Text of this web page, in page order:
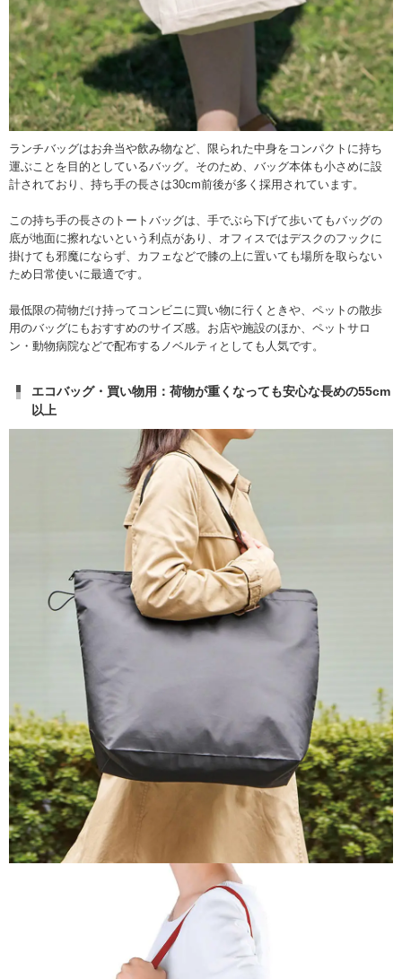
ランチバッグはお弁当や飲み物など、限られた中身をコンパクトに持ち
運ぶことを目的としているバッグ。そのため、バッグ本体も小さめに設
計されており、持ち手の長さは30cm前後が多く採用されています。
この持ち手の長さのトートバッグは、手でぶら下げて歩いてもバッグの
底が地面に擦れないという利点があり、オフィスではデスクのフックに
掛けても邪魔にならず、カフェなどで膝の上に置いても場所を取らない
ため日常使いに最適です。
最低限の荷物だけ持ってコンビニに買い物に行くときや、ペットの散歩
用のバッグにもおすすめのサイズ感。お店や施設のほか、ペットサロ
ン・動物病院などで配布するノベルティとしても人気です。
エコバッグ・買い物用：荷物が重くなっても安心な長めの55cm
以上